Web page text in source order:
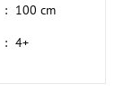
: 100 cm
: 4+